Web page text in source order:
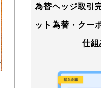
為替ヘッジ取引
ット為替・クー
仕組